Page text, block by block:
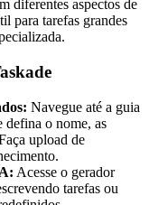
diferentes aspectos de
para tarefas grandes
Navegue até a guia
o nome, as
upload de
Acesse o gerador
tarefas ou